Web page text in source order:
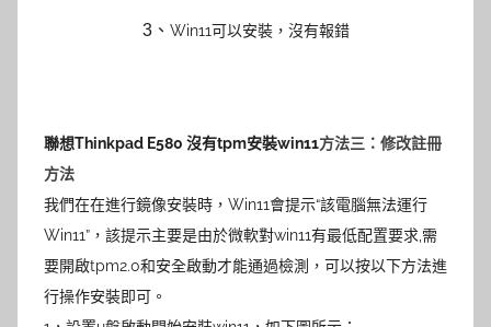
3、 Win11可以安裝，沒有報錯
聯想Thinkpad E580 沒有tpm安裝win11方法三：修改註冊
方法
我們在在進行鏡像安裝時，Win11會提示“該電腦無法運行
Win11”，該提示主要是由於微軟對win11有最低配置要求,需
要開啟tpm2.0和安全啟動才能通過檢測，可以按以下方法進
行操作安裝即可。